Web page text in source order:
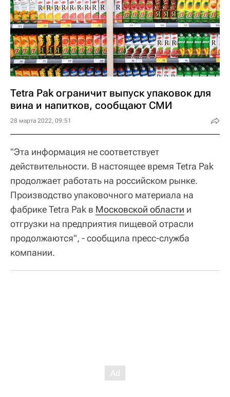
Tetra Pak ограничит выпуск упаковок для
вина и напитков, сообщают СМИ
28 марта 2022, 09:51
"Эта информация не соответствует
действительности. В настоящее время Tetra Pak
продолжает работать на российском рынке.
Производство упаковочного материала на
фабрике Tetra Pak в Московской области и
отгрузки на предприятия пищевой отрасли
продолжаются", - сообщила пресс-служба
компании.